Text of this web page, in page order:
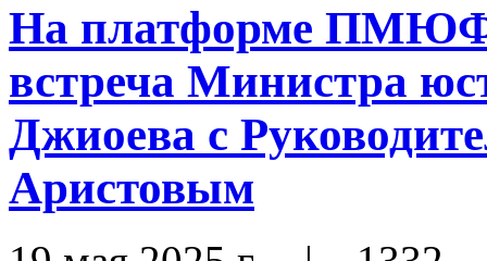
На платформе
встреча Министра
Джиоева с
Аристовым